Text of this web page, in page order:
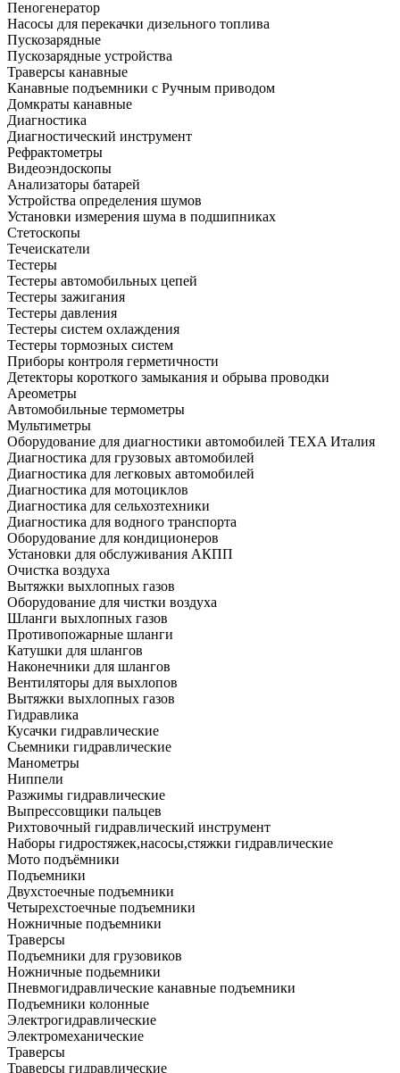
Пеногенератор
Насосы для перекачки дизельного топлива
Пускозарядные
Пускозарядные устройства
Траверсы канавные
Канавные подъемники с Ручным приводом
Домкраты канавные
Диагностика
Диагностический инструмент
Рефрактометры
Видеоэндоскопы
Анализаторы батарей
Устройства определения шумов
Установки измерения шума в подшипниках
Стетоскопы
Течеискатели
Тестеры
Тестеры автомобильных цепей
Тестеры зажигания
Тестеры давления
Тестеры систем охлаждения
Тестеры тормозных систем
Приборы контроля герметичности
Детекторы короткого замыкания и обрыва проводки
Ареометры
Автомобильные термометры
Мультиметры
Оборудование для диагностики автомобилей TEXA Италия
Диагностика для грузовых автомобилей
Диагностика для легковых автомобилей
Диагностика для мотоциклов
Диагностика для сельхозтехники
Диагностика для водного транспорта
Оборудование для кондиционеров
Установки для обслуживания АКПП
Очистка воздуха
Вытяжки выхлопных газов
Оборудование для чистки воздуха
Шланги выхлопных газов
Противопожарные шланги
Катушки для шлангов
Наконечники для шлангов
Вентиляторы для выхлопов
Вытяжки выхлопных газов
Гидравлика
Кусачки гидравлические
Сьемники гидравлические
Манометры
Ниппели
Разжимы гидравлические
Выпрессовщики пальцев
Рихтовочный гидравлический инструмент
Наборы гидростяжек,насосы,стяжки гидравлические
Мото подъёмники
Подъемники
Двухстоечные подъемники
Четырехстоечные подъемники
Ножничные подъемники
Траверсы
Подъемники для грузовиков
Ножничные подьемники
Пневмогидравлические канавные подъемники
Подъемники колонные
Электрогидравлические
Электромеханические
Траверсы
Траверсы гидравлические